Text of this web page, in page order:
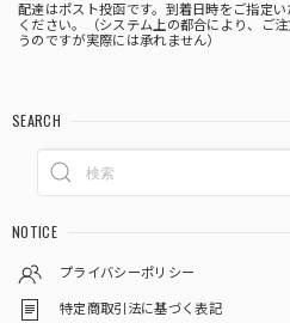
配達はポスト投函です。到着日時をご指定
ください。（システム上の都合により、ご
うのですが実際には承れません）
SEARCH
NOTICE
プライバシーポリシー
特定商取引法に基づく表記